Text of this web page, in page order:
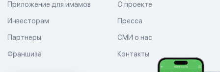
Приложение для имамов О проекте
Пресса
СМИ о нас
Контакты
Инвесторам
Партнеры
Франшиза